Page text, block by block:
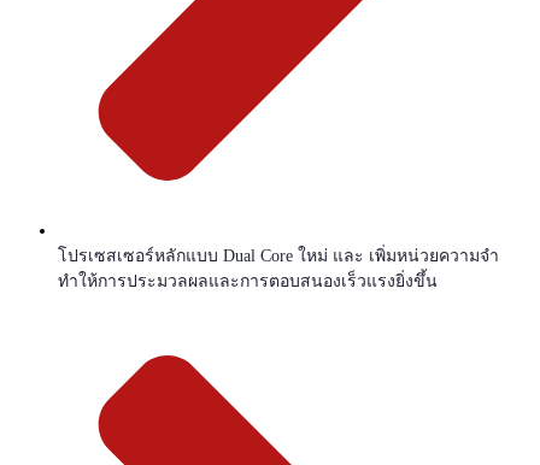
โปรเซสเซอร์หลักแบบ Dual Core ใหม่ และ เพิ่มหน่วยความจำ
ทำให้การประมวลผลและการตอบสนองเร็วแรงยิ่งขึ้น